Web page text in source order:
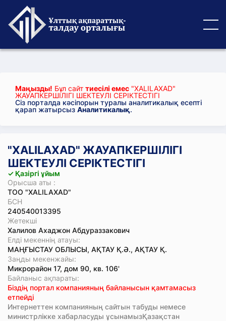
Маңызды! Бұл сайт тиесілі емес "XALILAXAD"
ЖАУАПКЕРШІЛІГІ ШЕКТЕУЛІ СЕРІКТЕСТІГІ
Сіз порталда кәсіпорын туралы аналитикалық есепті
қарап жатырсыз Аналитикалық.
"XALILAXAD" ЖАУАПКЕРШІЛІГІ
ШЕКТЕУЛІ СЕРІКТЕСТІГІ
✓ Қазіргі ұйым
Орысша аты :
ТОО "XALILAXAD"
БСН
240540013395
Жетекші
Халилов Ахаджон Абдураззакович
Елді мекеннің атауы:
МАҢҒЫСТАУ ОБЛЫСЫ, АҚТАУ Қ.Ә., АҚТАУ Қ.
Заңды мекенжайы:
Микрорайон 17, дом 90, кв. 106'
Байланыс ақпараты:
Біздің портал компанияның байланысын қамтамасыз
етпейді
Интернеттен компанияның сайтын табуды немесе
министрлікке хабарласуды ұсынамызҚазақстан